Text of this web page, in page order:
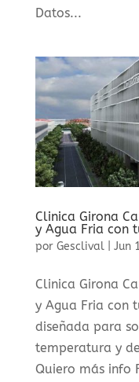
Datos...
Clinica Girona
y Agua Fria con
por Gesclival| Jun
Clinica Girona
y Agua Fria con
diseñada para
temperatura y
Quiero más info